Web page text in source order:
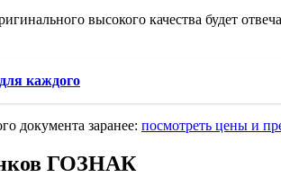
высокого качества будет
каждого
документа заранее: посмотреть цены и
ГОЗНАК